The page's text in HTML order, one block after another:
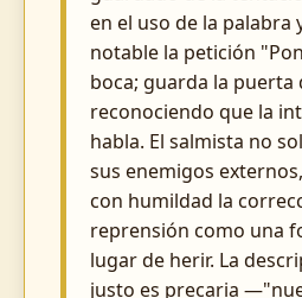
en el uso de la palabra
notable la petición
boca; guarda la puerta
reconociendo que la
habla. El salmista no
sus enemigos
con humildad la
reprensión como una
lugar de herir. La
justo es precaria